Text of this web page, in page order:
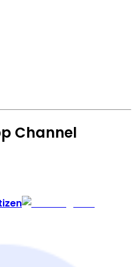
Channel